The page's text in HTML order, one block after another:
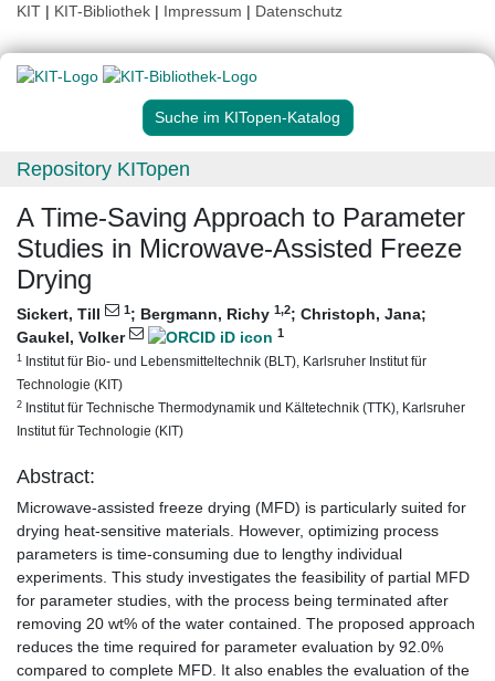
KIT | KIT-Bibliothek | Impressum | Datenschutz
Suche im KITopen-Katalog
Repository KITopen
A Time-Saving Approach to Parameter
Studies in Microwave-Assisted Freeze
Drying
Sickert, Till 1; Bergmann, Richy 1,2; Christoph, Jana;
Gaukel, Volker
1
1 Institut für Bio- und Lebensmitteltechnik (BLT), Karlsruher Institut für
Technologie (KIT)
2 Institut für Technische Thermodynamik und Kältetechnik (TTK), Karlsruher
Institut für Technologie (KIT)
Abstract:
Microwave-assisted freeze drying (MFD) is particularly suited for
drying heat-sensitive materials. However, optimizing process
parameters is time-consuming due to lengthy individual
experiments. This study investigates the feasibility of partial MFD
for parameter studies, with the process being terminated after
removing 20 wt% of the water contained. The proposed approach
reduces the time required for parameter evaluation by 92.0%
compared to complete MFD. It also enables the evaluation of the